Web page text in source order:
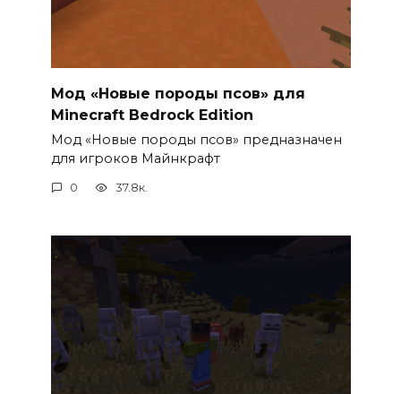
Мод «Новые породы псов» для
Minecraft Bedrock Edition
Мод «Новые породы псов» предназначен
для игроков Майнкрафт
0 37.8к.